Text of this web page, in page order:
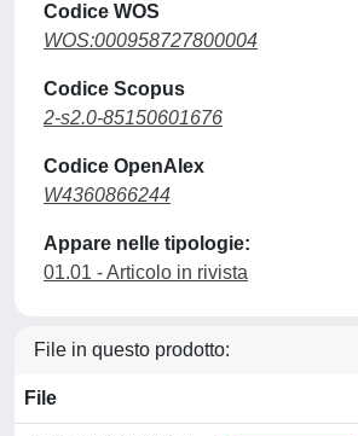
Codice WOS
WOS:000958727800004
Codice Scopus
2-s2.0-85150601676
Codice OpenAlex
W4360866244
Appare nelle tipologie:
01.01 - Articolo in rivista
File in questo prodotto:
File